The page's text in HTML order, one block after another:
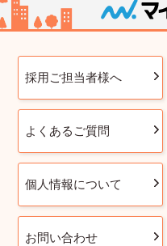
採用ご担当者様へ
よくあるご質問
個人情報について
お問い合わせ